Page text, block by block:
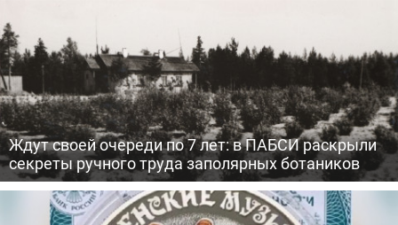
Ждут своей очереди по 7 лет: в ПАБСИ раскрыли
секреты ручного труда заполярных ботаников